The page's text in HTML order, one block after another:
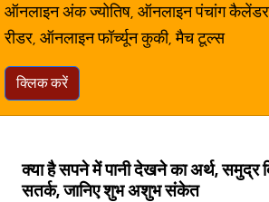
ऑनलाइन अंक ज्योतिष, ऑनलाइन पंचांग
रीडर, ऑनलाइन फॉर्च्यून कुकी, मैच टूल्स
क्लिक करें
क्या है सपने में पानी देखने का अर्थ, समुद्र
सतर्क, जानिए शुभ अशुभ संकेत